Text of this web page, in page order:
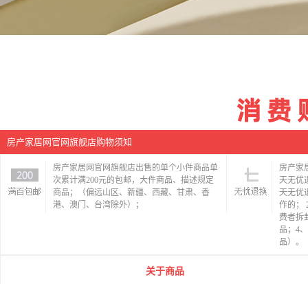
房产家居网官网旗舰店购物须知
房产家居网官网旗舰店出售的单个小件商品单
次累计满200元的包邮，大件商品、描述规定
商品；（偏远山区、新疆、西藏、甘肃、香
港、澳门、台湾除外）；
房产家
天无优
天无优
作的；
费者拆
品；4
品）。
关于商品